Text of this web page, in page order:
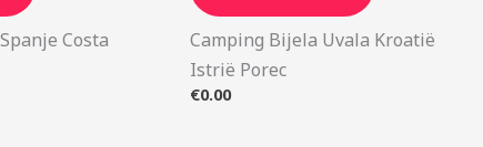
Costa
Camping Bijela Uvala Kroatië
Istrië Porec
€0.00